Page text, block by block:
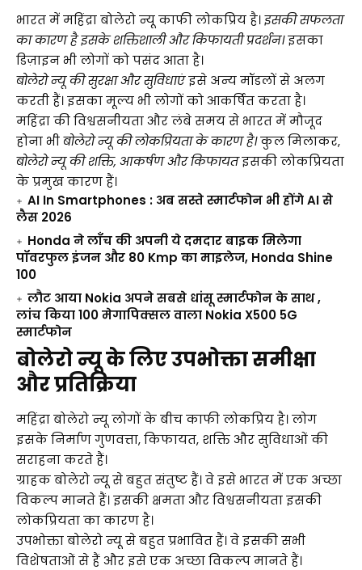
भारत में महिंद्रा बोलेरो न्यू काफी लोकप्रिय है।इसकी सफलता
का कारण है इसके शक्तिशाली और किफायती प्रदर्शन।इसका
डिज़ाइन भी लोगों को पसंद आता है।
बोलेरो न्यू की सुरक्षा और सुविधाएंइसे अन्य मॉडलों से अलग
करती हैं। इसका मूल्य भी लोगों को आकर्षित करता है।
महिंद्रा की विश्वसनीयता और लंबे समय से भारत में मौजूद
होना भीबोलेरो न्यू की लोकप्रियता के कारण है।कुल मिलाकर,
बोलेरो न्यू की शक्ति, आकर्षण और किफायतइसकी लोकप्रियता
के प्रमुख कारण हैं।
AI In Smartphones : अब सस्ते स्मार्टफोन भी होंगे AI से
लैस 2026
Honda ने लॉंच की अपनी ये दमदार बाइक मिलेगा
पॉवरफुल इंजन और 80 Kmp का माइलेज, Honda Shine
100
लौट आया Nokia अपने सबसे धांसू स्मार्टफोन के साथ ,
लांच किया 100 मेगापिक्सल वाला Nokia X500 5G
स्मार्टफोन
बोलेरो न्यू के लिए उपभोक्ता समीक्षा
और प्रतिक्रिया
महिंद्रा बोलेरो न्यू लोगों के बीच काफी लोकप्रिय है। लोग
इसके निर्माण गुणवत्ता, किफायत, शक्ति और सुविधाओं की
सराहना करते हैं।
ग्राहक बोलेरो न्यू से बहुत संतुष्ट हैं। वे इसे भारत में एक अच्छा
विकल्प मानते हैं। इसकी क्षमता और विश्वसनीयता इसकी
लोकप्रियता का कारण है।
उपभोक्ता बोलेरो न्यू से बहुत प्रभावित हैं। वे इसकी सभी
विशेषताओं से हैं और इसे एक अच्छा विकल्प मानते हैं।